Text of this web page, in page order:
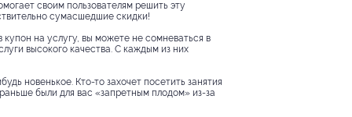
своим пользователям решить эту
сумасшедшие скидки!
на услугу, вы можете не сомневаться в
высокого качества. С каждым из них
новенькое. Кто-то захочет посетить занятия
были для вас «запретным плодом» из-за